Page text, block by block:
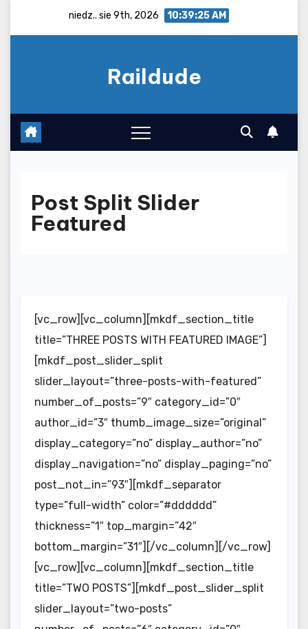
niedz.. sie 9th, 2026 10:39:26 AM
Raildude
Post Split Slider
Featured
[vc_row][vc_column][mkdf_section_title
title=”THREE POSTS WITH FEATURED IMAGE”]
[mkdf_post_slider_split
slider_layout=”three-posts-with-featured”
number_of_posts=”9″ category_id=”0″
author_id=”3″ thumb_image_size=”original”
display_category=”no” display_author=”no”
display_navigation=”no” display_paging=”no”
post_not_in=”93″][mkdf_separator
type=”full-width” color=”#dddddd”
thickness=”1″ top_margin=”42″
bottom_margin=”31″][/vc_column][/vc_row]
[vc_row][vc_column][mkdf_section_title
title=”TWO POSTS”][mkdf_post_slider_split
slider_layout=”two-posts”